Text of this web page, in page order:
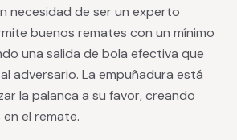
necesidad de ser un experto
buenos remates con un mínimo
una salida de bola efectiva que
adversario. La empuñadura está
la palanca a su favor, creando
el remate.